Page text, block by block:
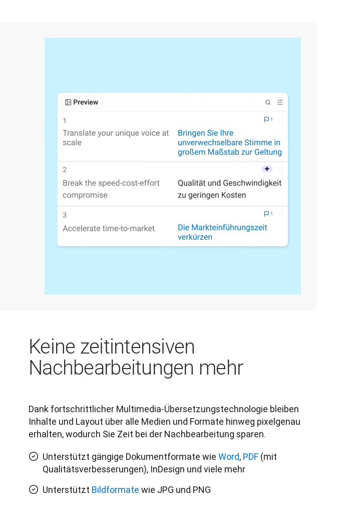
Keine zeitintensiven
Nachbearbeitungen mehr
Dank fortschrittlicher Multimedia-Übersetzungstechnologie bleiben
Inhalte und Layout über alle Medien und Formate hinweg pixelgenau
erhalten, wodurch Sie Zeit bei der Nachbearbeitung sparen.
Unterstützt gängige Dokumentformate wie Word, PDF (mit
Qualitätsverbesserungen), InDesign und viele mehr
Unterstützt Bildformate wie JPG und PNG